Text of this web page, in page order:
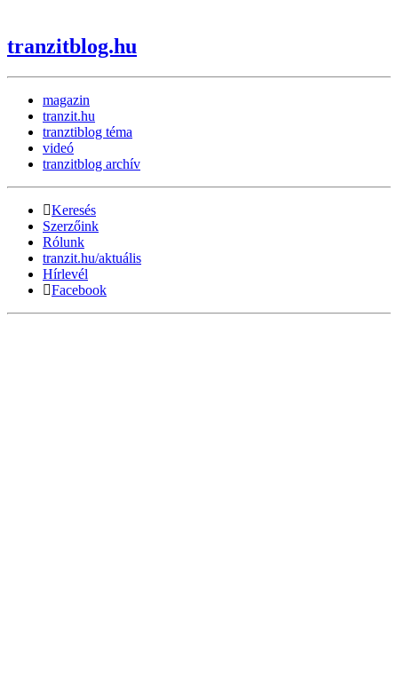
tranzitblog.hu
magazin
tranzit.hu
tranztiblog téma
videó
tranzitblog archív
Keresés
Szerzőink
Rólunk
tranzit.hu/aktuális
Hírlevél
Facebook